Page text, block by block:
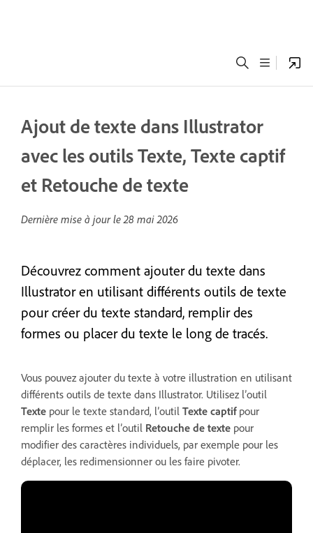
Ajout de texte dans Illustrator
avec les outils Texte, Texte captif
et Retouche de texte
Dernière mise à jour le28 mai 2026
Découvrez comment ajouter du texte dans
Illustrator en utilisant différents outils de texte
pour créer du texte standard, remplir des
formes ou placer du texte le long de tracés.
Vous pouvez ajouter du texte à votre illustration en utilisant
différents outils de texte dans Illustrator. Utilisez l’outil
Texte pour le texte standard, l’outil Texte captifpour
remplir les formes et l’outil Retouche de texte pour
modifier des caractères individuels, par exemple pour les
déplacer, les redimensionner ou les faire pivoter.